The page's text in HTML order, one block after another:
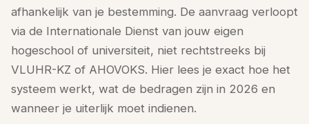
afhankelijk van je bestemming. De aanvraag verloopt
via de Internationale Dienst van jouw eigen
hogeschool of universiteit, niet rechtstreeks bij
VLUHR-KZ of AHOVOKS. Hier lees je exact hoe het
systeem werkt, wat de bedragen zijn in 2026 en
wanneer je uiterlijk moet indienen.